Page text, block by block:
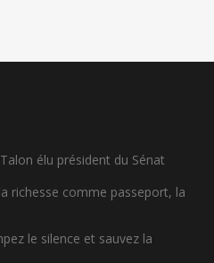
élu président du Sénat
richesse comme passeport, la
le silence et sauvez la